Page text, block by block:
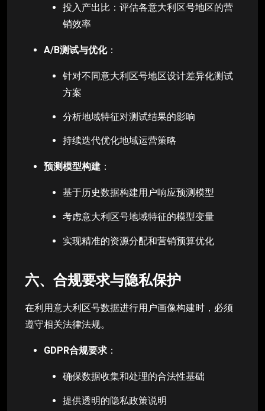
投入产出比：评估各意大利区号地区的营
销效率
A/B测试与优化：
针对不同意大利区号地区设计差异化测试
方案
分析地域特征对测试结果的影响
持续迭代优化地域运营策略
预测模型构建 ：
基于历史数据构建用户响应预测模型
考虑意大利区号地域特征的模型变量
实现精准的资源分配和营销预算优化
六、合规要求与隐私保护
在利用意大利区号数据进行用户画像构建时，必须
遵守相关法律法规。
GDPR合规要求 ：
确保数据收集和处理的合法性基础
提供透明的隐私政策说明